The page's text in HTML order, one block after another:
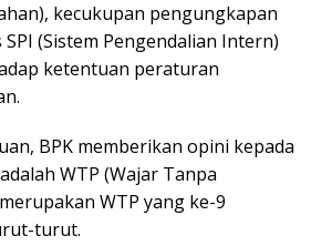
kecukupan pengungkapan
(Sistem Pengendalian Intern)
ketentuan peraturan
BPK memberikan opini kepada
WTP (Wajar Tanpa
WTP yang ke-9
turut.